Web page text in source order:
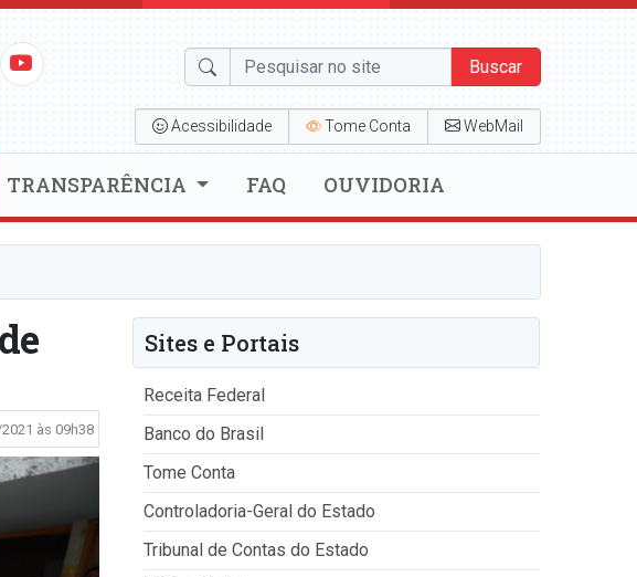
Buscar
Acessibilidade Tome Conta WebMail
TRANSPARÊNCIA FAQ OUVIDORIA
às 09h38
Sites e Portais
Receita Federal
Banco do Brasil
Tome Conta
Controladoria-Geral do Estado
Tribunal de Contas do Estado